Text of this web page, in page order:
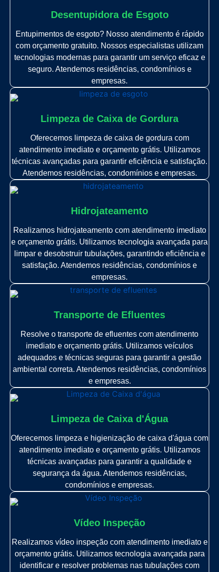
Desentupidora de Esgoto
Entupimentos de esgoto? Nosso atendimento é rápido
com orçamento gratuito. Nossos especialistas utilizam
tecnologias modernas para garantir um serviço eficaz e
seguro. Atendemos residências, condomínios e
empresas.
Limpeza de Caixa de Gordura
Oferecemos limpeza de caixa de gordura com
atendimento imediato e orçamento grátis. Utilizamos
técnicas avançadas para garantir eficiência e satisfação.
Atendemos residências, condomínios e empresas.
Hidrojateamento
Realizamos hidrojateamento com atendimento imediato
e orçamento grátis. Utilizamos tecnologia avançada para
limpar e desobstruir tubulações, garantindo eficiência e
satisfação. Atendemos residências, condomínios e
empresas.
Transporte de Efluentes
Resolve o transporte de efluentes com atendimento
imediato e orçamento grátis. Utilizamos veículos
adequados e técnicas seguras para garantir a gestão
ambiental correta. Atendemos residências, condomínios
e empresas.
Limpeza de Caixa d'Água
Oferecemos limpeza e higienização de caixa d'água com
atendimento imediato e orçamento grátis. Utilizamos
técnicas avançadas para garantir a qualidade e
segurança da água. Atendemos residências,
condomínios e empresas.
Vídeo Inspeção
Realizamos vídeo inspeção com atendimento imediato e
orçamento grátis. Utilizamos tecnologia avançada para
identificar e resolver problemas nas tubulações com